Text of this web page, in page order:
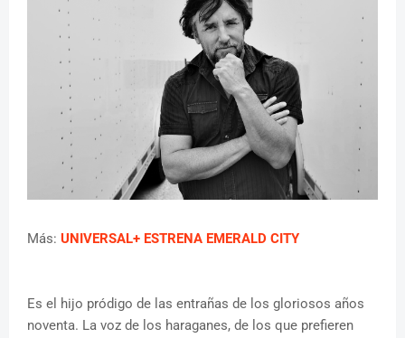
Más: UNIVERSAL+ ESTRENA EMERALD CITY
Es el hijo pródigo de las entrañas de los gloriosos años
noventa. La voz de los haraganes, de los que prefieren